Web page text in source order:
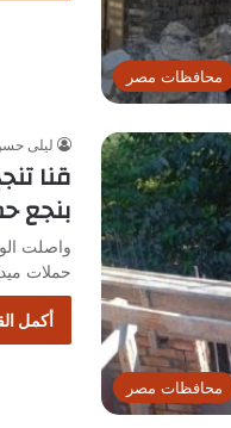
محافظات مصر
محافظات مصر
ليلى
قنا
بنجع
واصلت
حملات
أكمل